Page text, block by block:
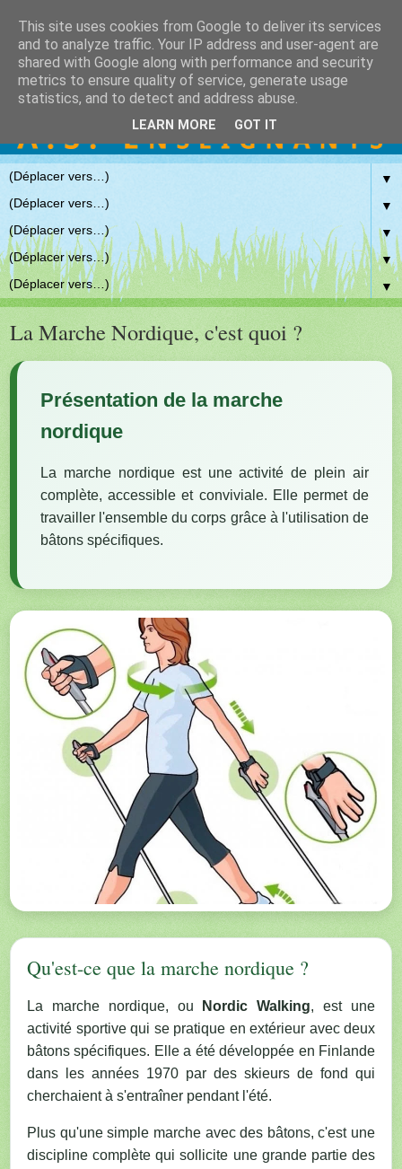
▼
▼
▼
▼
▼
La Marche Nordique, c'est quoi ?
Présentation de la marche
nordique
La marche nordique est une activité de plein air
complète, accessible et conviviale. Elle permet de
travailler l'ensemble du corps grâce à l'utilisation de
bâtons spécifiques.
Qu'est-ce que la marche nordique ?
La marche nordique, ou Nordic Walking, est une
activité sportive qui se pratique en extérieur avec deux
bâtons spécifiques. Elle a été développée en Finlande
dans les années 1970 par des skieurs de fond qui
cherchaient à s'entraîner pendant l'été.
Plus qu'une simple marche avec des bâtons, c'est une
discipline complète qui sollicite une grande partie des
This site uses cookies from Google to deliver its services
and to analyze traffic. Your IP address and user-agent are
shared with Google along with performance and security
metrics to ensure quality of service, generate usage
statistics, and to detect and address abuse.
LEARN MORE GOT IT